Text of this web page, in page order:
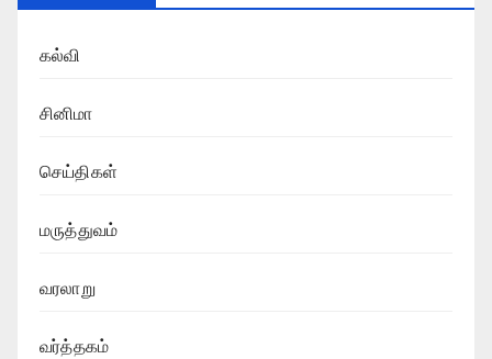
கல்வி
சினிமா
செய்திகள்
மருத்துவம்
வரலாறு
வர்த்தகம்